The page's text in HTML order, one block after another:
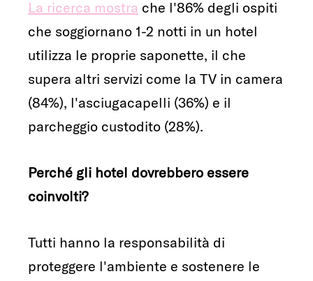
La ricerca mostra che l'86% degli ospiti
che soggiornano 1-2 notti in un hotel
utilizza le proprie saponette, il che
supera altri servizi come la TV in camera
(84%), l'asciugacapelli (36%) e il
parcheggio custodito (28%).
Perché gli hotel dovrebbero essere
coinvolti?
Tutti hanno la responsabilità di
proteggere l'ambiente e sostenere le